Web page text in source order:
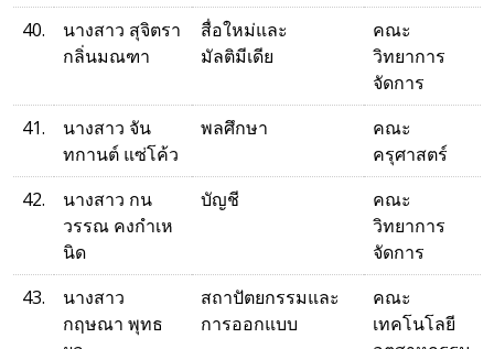
40.
นางสาว สุจิตรา
กลิ่นมณฑา
สื่อใหม่และ
มัลติมีเดีย
คณะ
วิทยาการ
จัดการ
41.
นางสาว จัน
ทกานต์ แซ่โค้ว
พลศึกษา
คณะ
ครุศาสตร์
42.
นางสาว กน
วรรณ คงกำเห
นิด
บัญชี
คณะ
วิทยาการ
จัดการ
43.
นางสาว
กฤษณา พุทธ
สถาปัตยกรรมและ
การออกแบบ
คณะ
เทคโนโลยี